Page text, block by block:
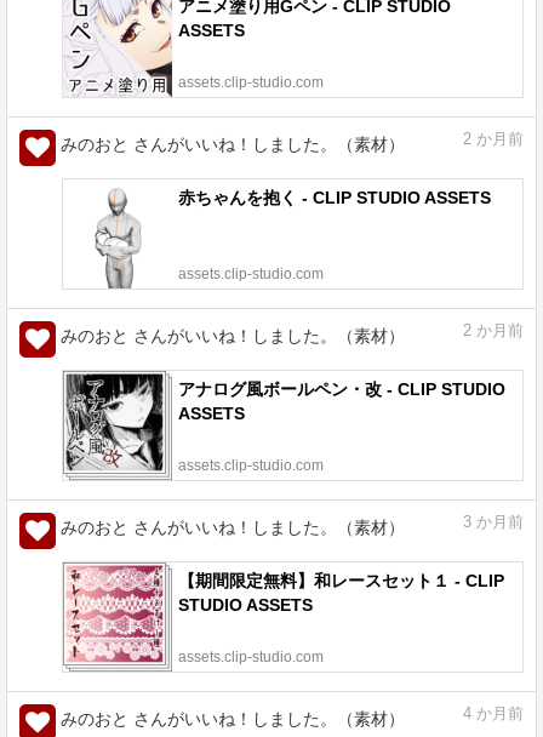
アニメ塗り用Gペン - CLIP STUDIO
ASSETS
assets.clip-studio.com
みのおと さんがいいね！しました。（素材） 2 か月前
赤ちゃんを抱く - CLIP STUDIO ASSETS
assets.clip-studio.com
みのおと さんがいいね！しました。（素材） 2 か月前
アナログ風ボールペン・改 - CLIP STUDIO
ASSETS
assets.clip-studio.com
みのおと さんがいいね！しました。（素材） 3 か月前
【期間限定無料】和レースセット１ - CLIP
STUDIO ASSETS
assets.clip-studio.com
みのおと さんがいいね！しました。（素材） 4 か月前